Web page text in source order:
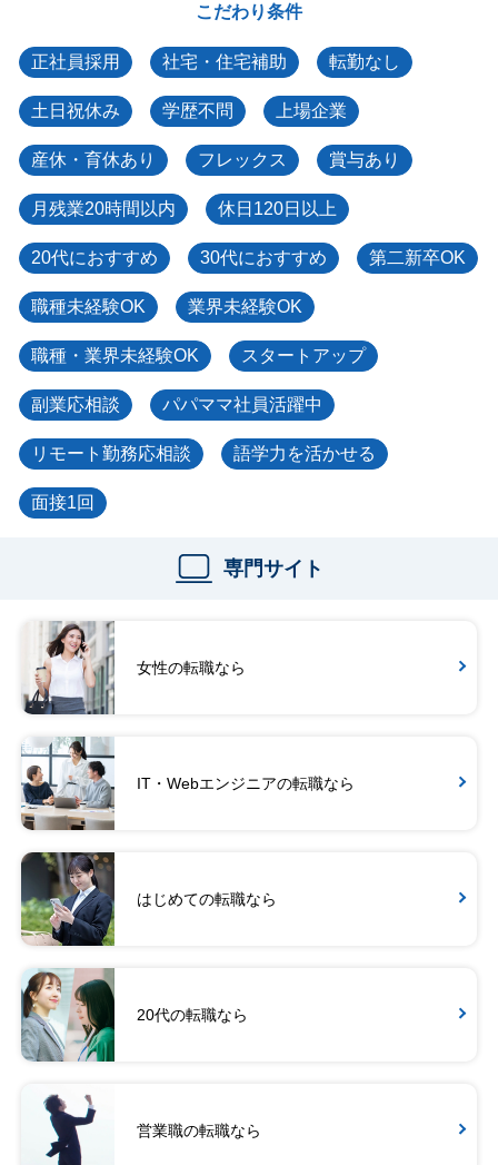
こだわり条件
正社員採用 社宅・住宅補助 転勤なし
土日祝休み 学歴不問 上場企業
産休・育休あり フレックス 賞与あり
月残業20時間以内 休日120日以上
20代におすすめ 30代におすすめ 第二新卒OK
職種未経験OK 業界未経験OK
職種・業界未経験OK スタートアップ
副業応相談 パパママ社員活躍中
リモート勤務応相談 語学力を活かせる
面接1回
専門サイト
女性の転職なら
IT・Webエンジニアの転職なら
はじめての転職なら
20代の転職なら
営業職の転職なら